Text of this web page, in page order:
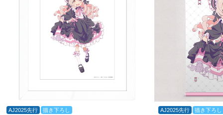
AJ2025先行 描き下ろし AJ2025先行 描き下ろし